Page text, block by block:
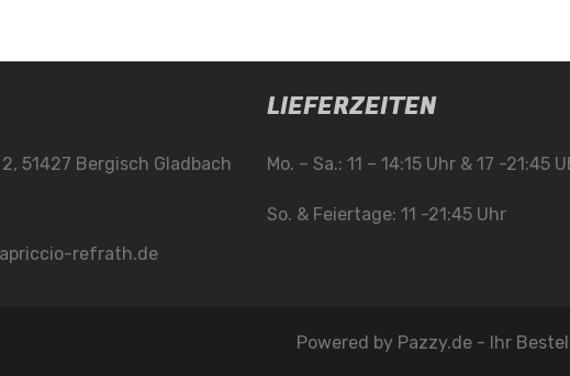
51427 Bergisch Gladbach
refrath.de
LIEFERZEITEN
Mo. – Sa.: 11 – 14:15 Uhr & 17 -21:45
So. & Feiertage: 11 -21:45 Uhr
Powered by Pazzy.de - Ihr